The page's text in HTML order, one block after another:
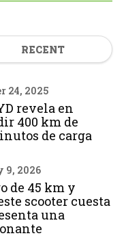
RECENT
24, 2025
revela en
400 km de
de carga
9, 2026
de 45 km y
scooter cuesta
una